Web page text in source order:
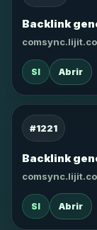
Backlink
SI Abrir
#1221
Backlink
SI Abrir